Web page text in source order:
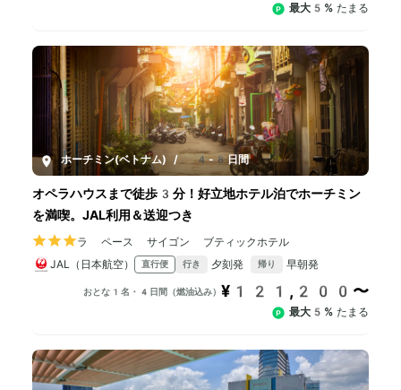
最大5% たまる
ホーチミン(ベトナム) / 4-8日間
オペラハウスまで徒歩3分！好立地ホテル泊でホーチミン
を満喫。JAL利用＆送迎つき
ラ ペース サイゴン ブティックホテル
JAL（日本航空）
直行便 行き 夕刻発 帰り 早朝発
おとな1名・4日間（燃油込み） ¥121,200〜
最大5% たまる